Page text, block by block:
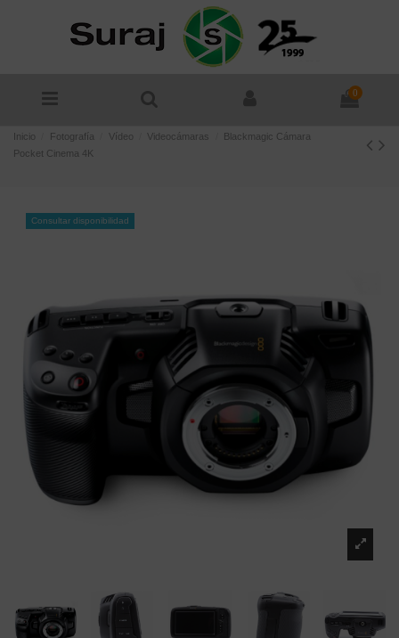
0
Inicio Fotografía Vídeo Videocámaras
Blackmagic Cámara
Pocket Cinema 4K
Consultar disponibilidad